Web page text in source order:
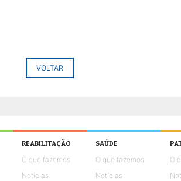
VOLTAR
REABILITAÇÃO
O que fazemos
Notícias
SAÚDE
O que fazemos
Notícias
O